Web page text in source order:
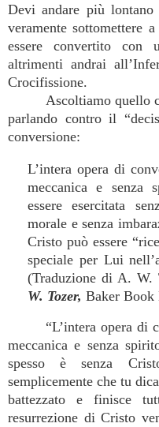
Devi andare più
veramente sottomettere
essere convertito
altrimenti andrai
Crocifissione.
Ascoltiamo quello
parlando contro il
conversione:
L’intera opera di
meccanica e senza
essere esercitata
morale e senza
Cristo può essere
speciale per Lui
(Traduzione di A. W.
W. Tozer, Baker Book
“L’intera opera di
meccanica e senza
spesso è senza
semplicemente che tu
battezzato e finisce
resurrezione di Cristo